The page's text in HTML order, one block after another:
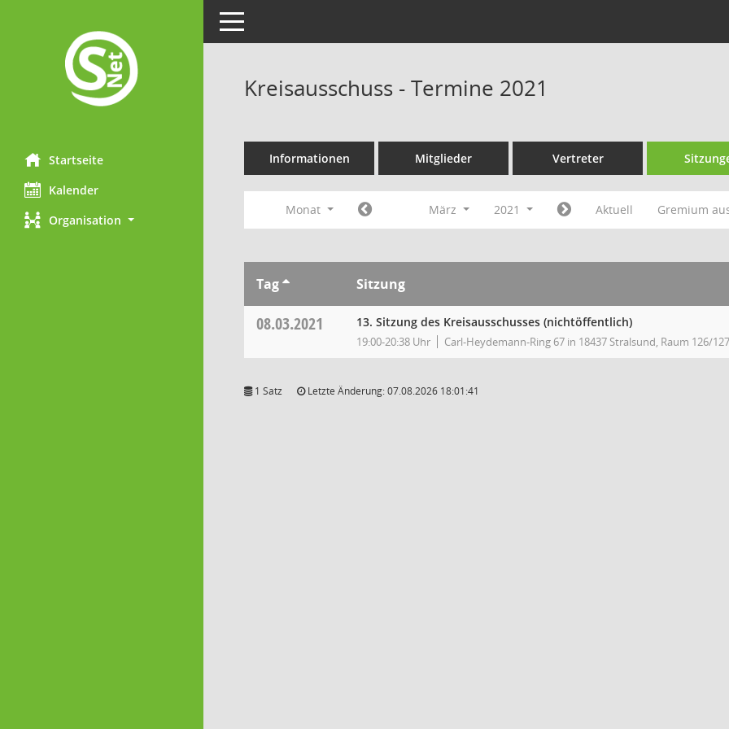
Startseite
Kalender
Organisation
Toggle navigation
Kreisausschuss - Termine 2021
Informationen Mitglieder Vertreter
Monat März 2021 Aktuell Gremium
Tag Sitzung
08.03.2021 13. Sitzung des Kreisausschusses (nichtöffentlich)
19:00-20:38 Uhr Carl-Heydemann-Ring 67 in 18437 Stralsund, Raum 126/
1 Satz Letzte Änderung: 07.08.2026 18:01:41